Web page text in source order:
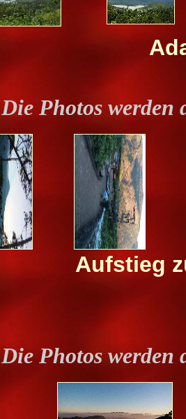
Die Photos
Aufstieg
Die Photos